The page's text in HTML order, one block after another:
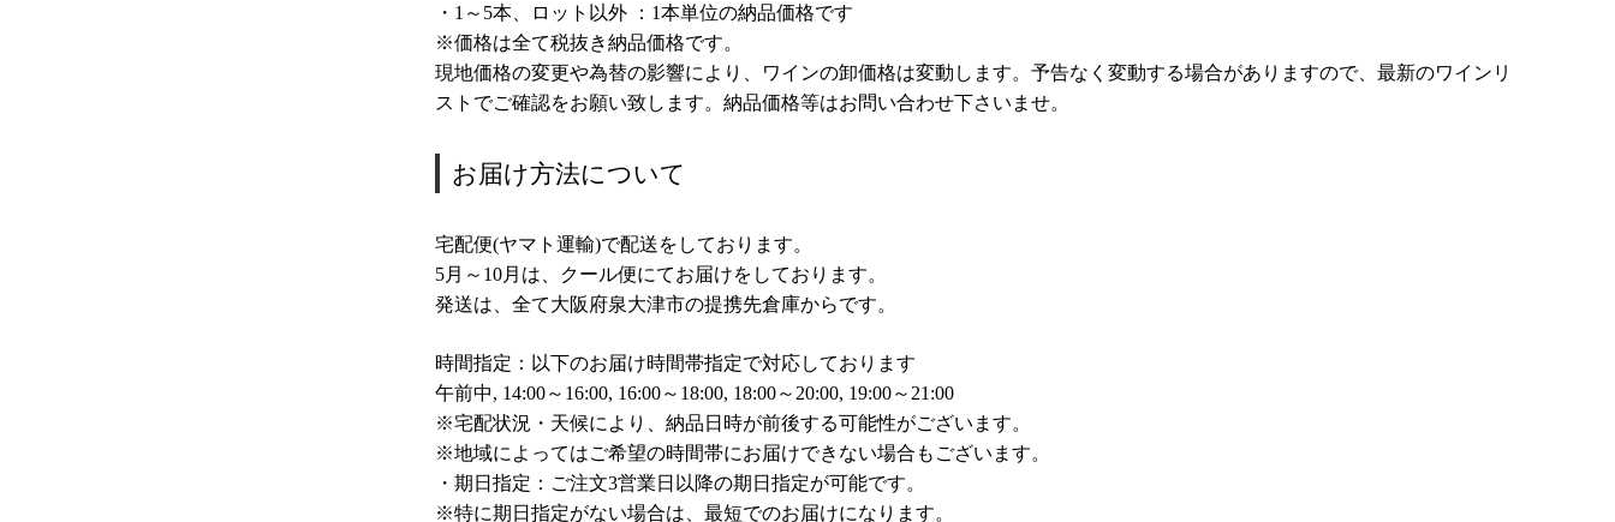
・1～5本、ロット以外 ：1本単位の納品価格です
※価格は全て税抜き納品価格です。
現地価格の変更や為替の影響により、ワインの卸価格は変動します。予告なく変動する場合がありますので、最新のワインリ
ストでご確認をお願い致します。納品価格等はお問い合わせ下さいませ。
お届け方法について
宅配便(ヤマト運輸)で配送をしております。
5月～10月は、クール便にてお届けをしております。
発送は、全て大阪府泉大津市の提携先倉庫からです。
時間指定：以下のお届け時間帯指定で対応しております
午前中, 14:00～16:00, 16:00～18:00, 18:00～20:00, 19:00～21:00
※宅配状況・天候により、納品日時が前後する可能性がございます。
※地域によってはご希望の時間帯にお届けできない場合もございます。
・期日指定：ご注文3営業日以降の期日指定が可能です。
※特に期日指定がない場合は、最短でのお届けになります。